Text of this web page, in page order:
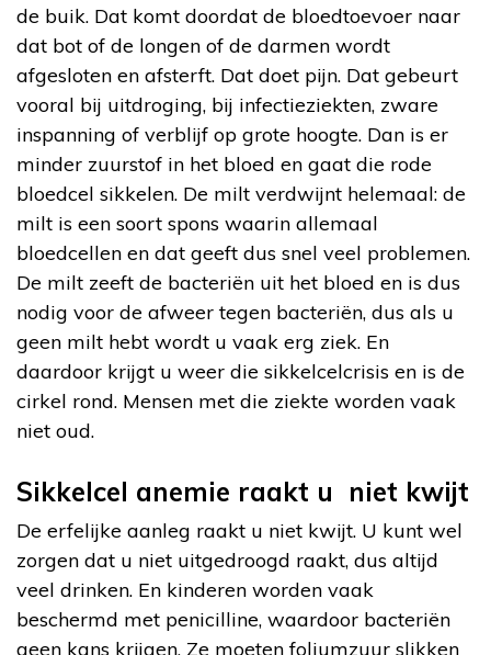
de buik. Dat komt doordat de bloedtoevoer naar
dat bot of de longen of de darmen wordt
afgesloten en afsterft. Dat doet pijn. Dat gebeurt
vooral bij uitdroging, bij infectieziekten, zware
inspanning of verblijf op grote hoogte. Dan is er
minder zuurstof in het bloed en gaat die rode
bloedcel sikkelen. De milt verdwijnt helemaal: de
milt is een soort spons waarin allemaal
bloedcellen en dat geeft dus snel veel problemen.
De milt zeeft de bacteriën uit het bloed en is dus
nodig voor de afweer tegen bacteriën, dus als u
geen milt hebt wordt u vaak erg ziek. En
daardoor krijgt u weer die sikkelcelcrisis en is de
cirkel rond. Mensen met die ziekte worden vaak
niet oud.
Sikkelcel anemie raakt u niet kwijt
De erfelijke aanleg raakt u niet kwijt. U kunt wel
zorgen dat u niet uitgedroogd raakt, dus altijd
veel drinken. En kinderen worden vaak
beschermd met penicilline, waardoor bacteriën
geen kans krijgen. Ze moeten foliumzuur slikken